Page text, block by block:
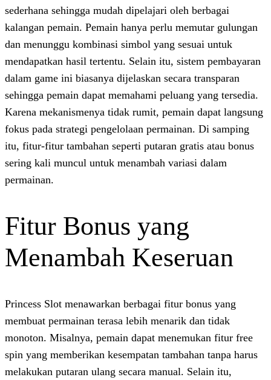
sederhana sehingga mudah dipelajari oleh
kalangan pemain. Pemain hanya perlu
dan menunggu kombinasi simbol yang
mendapatkan hasil tertentu. Selain itu,
dalam game ini biasanya dijelaskan
sehingga pemain dapat memahami
Karena mekanismenya tidak rumit,
fokus pada strategi pengelolaan
itu, fitur-fitur tambahan seperti putaran
sering kali muncul untuk menambah
Fitur Bonus yang
Menambah
Princess Slot menawarkan berbagai fitur
membuat permainan terasa lebih menarik
monoton. Misalnya, pemain dapat
spin yang memberikan kesempatan
melakukan putaran ulang secara manual.